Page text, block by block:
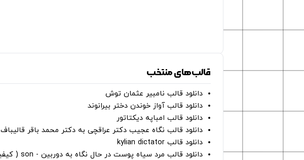
قالب‌های منتخب
دانلود قالب نامبیر عثمان ‌توش
دانلود قالب آواز خوندن دختر بیرانوند
دانلود قالب امباپه دیکتاتور
دانلود قالب نگاه عجیب دکتر عراقچی به دکتر محمد باقر قالیباف
دانلود قالب kylian dictator
دانلود قالب مرد سیاه پوست در حال نگاه به دوربین - son ( کیفیت بیشتر )